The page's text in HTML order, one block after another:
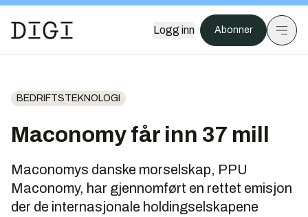
Logg inn Abonner
BEDRIFTSTEKNOLOGI
Maconomy får inn 37 mill
Maconomys danske morselskap, PPU
Maconomy, har gjennomført en rettet emisjon
der de internasjonale holdingselskapene